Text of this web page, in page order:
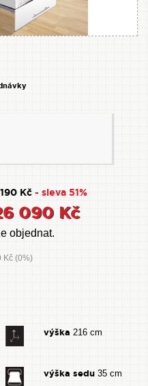
Kč - sleva 51%
090 Kč
objednat.
Kč (0%)
výška 216 cm
výška sedu 35 cm